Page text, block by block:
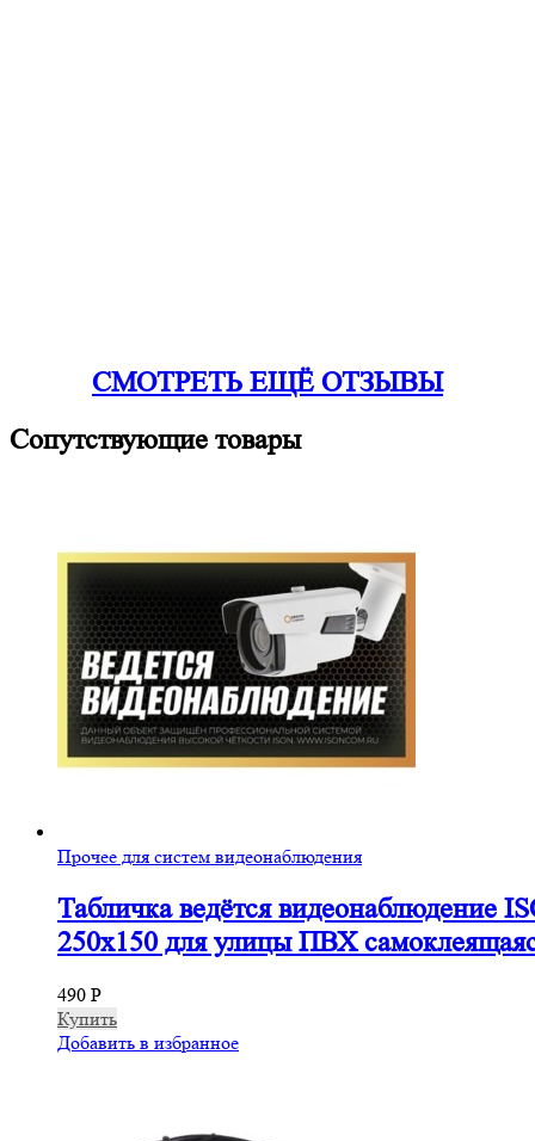
СМОТРЕТЬ ЕЩЁ ОТЗЫВЫ
Сопутствующие товары
Прочее для систем видеонаблюдения
Табличка ведётся видеонаблюдение
250х150 для улицы ПВХ
490 Р
Купить
Добавить в избранное